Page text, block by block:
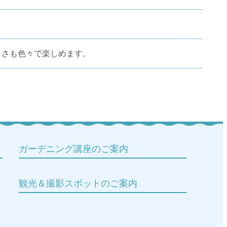
も色々で楽しめます。
ガーデニング講座のご案内
観光＆撮影スポットのご案内